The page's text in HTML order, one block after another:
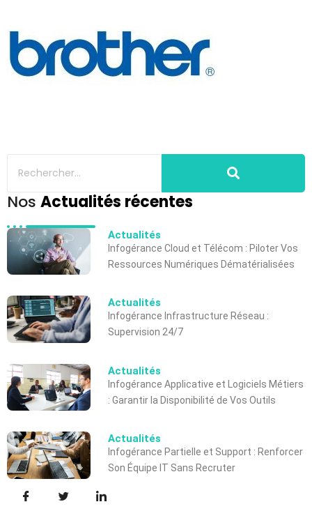
Nos Actualités récentes
Actualités
Infogérance Cloud et Télécom : Piloter Vos
Ressources Numériques Dématérialisées
Actualités
Infogérance Infrastructure Réseau :
Supervision 24/7
Actualités
Infogérance Applicative et Logiciels Métiers
: Garantir la Disponibilité de Vos Outils
Actualités
Infogérance Partielle et Support : Renforcer
Son Équipe IT Sans Recruter